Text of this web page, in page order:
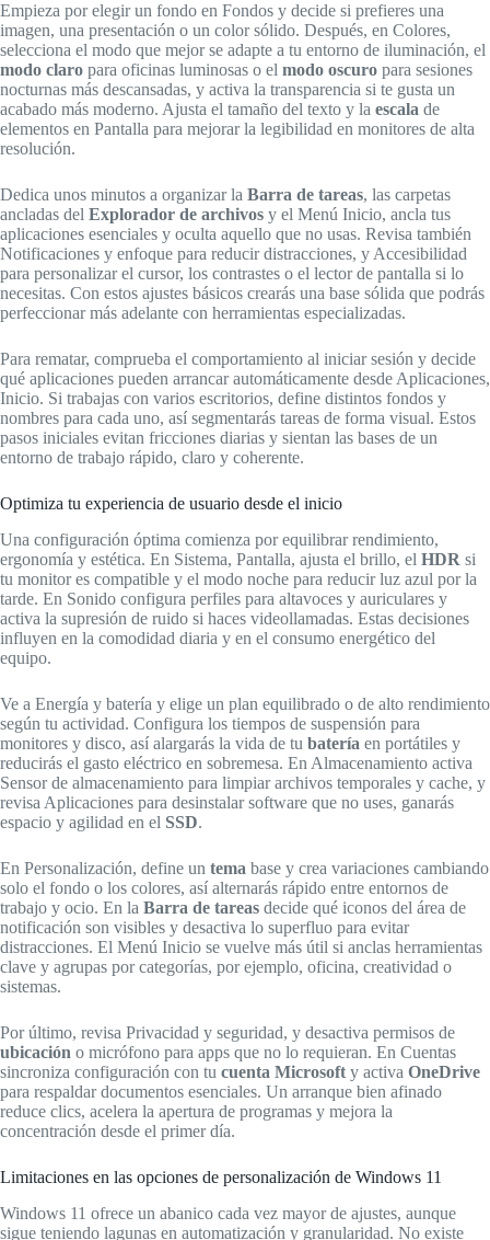
Empieza por elegir un fondo en Fondos y decide si prefieres una
imagen, una presentación o un color sólido. Después, en Colores,
selecciona el modo que mejor se adapte a tu entorno de iluminación, el
modo claro para oficinas luminosas o el modo oscuro para sesiones
nocturnas más descansadas, y activa la transparencia si te gusta un
acabado más moderno. Ajusta el tamaño del texto y la escala de
elementos en Pantalla para mejorar la legibilidad en monitores de alta
resolución.
Dedica unos minutos a organizar la Barra de tareas, las carpetas
ancladas del Explorador de archivos y el Menú Inicio, ancla tus
aplicaciones esenciales y oculta aquello que no usas. Revisa también
Notificaciones y enfoque para reducir distracciones, y Accesibilidad
para personalizar el cursor, los contrastes o el lector de pantalla si lo
necesitas. Con estos ajustes básicos crearás una base sólida que podrás
perfeccionar más adelante con herramientas especializadas.
Para rematar, comprueba el comportamiento al iniciar sesión y decide
qué aplicaciones pueden arrancar automáticamente desde Aplicaciones,
Inicio. Si trabajas con varios escritorios, define distintos fondos y
nombres para cada uno, así segmentarás tareas de forma visual. Estos
pasos iniciales evitan fricciones diarias y sientan las bases de un
entorno de trabajo rápido, claro y coherente.
Optimiza tu experiencia de usuario desde el inicio
Una configuración óptima comienza por equilibrar rendimiento,
ergonomía y estética. En Sistema, Pantalla, ajusta el brillo, el HDR si
tu monitor es compatible y el modo noche para reducir luz azul por la
tarde. En Sonido configura perfiles para altavoces y auriculares y
activa la supresión de ruido si haces videollamadas. Estas decisiones
influyen en la comodidad diaria y en el consumo energético del
equipo.
Ve a Energía y batería y elige un plan equilibrado o de alto rendimiento
según tu actividad. Configura los tiempos de suspensión para
monitores y disco, así alargarás la vida de tu batería en portátiles y
reducirás el gasto eléctrico en sobremesa. En Almacenamiento activa
Sensor de almacenamiento para limpiar archivos temporales y cache, y
revisa Aplicaciones para desinstalar software que no uses, ganarás
espacio y agilidad en el SSD.
En Personalización, define un tema base y crea variaciones cambiando
solo el fondo o los colores, así alternarás rápido entre entornos de
trabajo y ocio. En la Barra de tareas decide qué iconos del área de
notificación son visibles y desactiva lo superfluo para evitar
distracciones. El Menú Inicio se vuelve más útil si anclas herramientas
clave y agrupas por categorías, por ejemplo, oficina, creatividad o
sistemas.
Por último, revisa Privacidad y seguridad, y desactiva permisos de
ubicación o micrófono para apps que no lo requieran. En Cuentas
sincroniza configuración con tu cuenta Microsoft y activa OneDrive
para respaldar documentos esenciales. Un arranque bien afinado
reduce clics, acelera la apertura de programas y mejora la
concentración desde el primer día.
Limitaciones en las opciones de personalización de Windows 11
Windows 11 ofrece un abanico cada vez mayor de ajustes, aunque
sigue teniendo lagunas en automatización y granularidad. No existe